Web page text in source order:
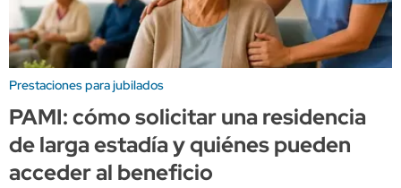
Prestaciones para jubilados
PAMI: cómo solicitar una residencia
de larga estadía y quiénes pueden
acceder al beneficio